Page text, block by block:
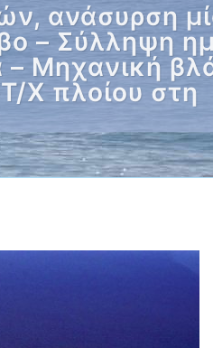
ανάσυρση
– Σύλληψη
– Μηχανική
Χ πλοίου στη